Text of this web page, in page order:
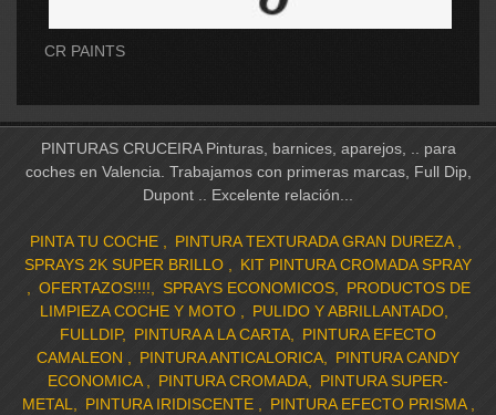
CR PAINTS
PINTURAS CRUCEIRA Pinturas, barnices, aparejos, .. para
coches en Valencia. Trabajamos con primeras marcas, Full Dip,
Dupont .. Excelente relación...
PINTA TU COCHE
PINTURA TEXTURADA GRAN DUREZA
SPRAYS 2K SUPER BRILLO
KIT PINTURA CROMADA SPRAY
OFERTAZOS!!!!
SPRAYS ECONOMICOS
PRODUCTOS DE
LIMPIEZA COCHE Y MOTO
PULIDO Y ABRILLANTADO
FULLDIP
PINTURA A LA CARTA
PINTURA EFECTO
CAMALEON
PINTURA ANTICALORICA
PINTURA CANDY
ECONOMICA
PINTURA CROMADA
PINTURA SUPER-
METAL
PINTURA IRIDISCENTE
PINTURA EFECTO PRISMA